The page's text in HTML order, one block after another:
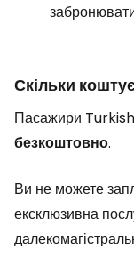
Скільки
Пасажири
безкоштовно.
Ви не можете
ексклюзивна